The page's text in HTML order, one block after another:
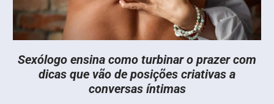
Sexólogo ensina como turbinar o prazer com
dicas que vão de posições criativas a
conversas íntimas